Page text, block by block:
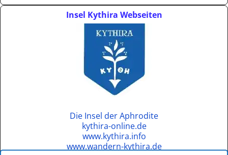
Insel Kythira Webseiten
Die Insel der Aphrodite
kythira-online.de
www.kythira.info
www.wandern-kythira.de